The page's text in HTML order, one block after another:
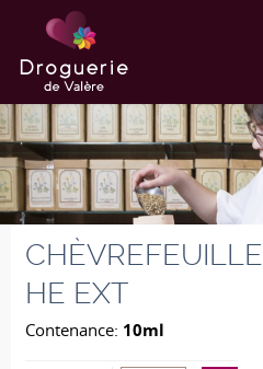
CHÈVREFEUILLE
HE EXT
Contenance: 10ml